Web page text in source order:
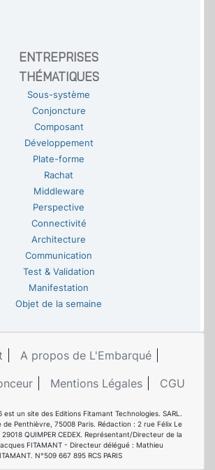
ENTREPRISES
THÉMATIQUES
Sous-système
Conjoncture
Composant
Développement
Plate-forme
Rachat
Middleware
Perspective
Connectivité
Architecture
Communication
Test & Validation
Manifestation
Objet de la semaine
A propos de L'Embarqué
Mentions Légales CGU
un site des Editions Fitamant Technologies. SARL.
de Penthièvre, 75008 Paris. Rédaction : 2 rue Félix Le
QUIMPER CEDEX. Représentant/Directeur de la
FITAMANT - Directeur délégué : Mathieu
N°509 667 895 RCS PARIS